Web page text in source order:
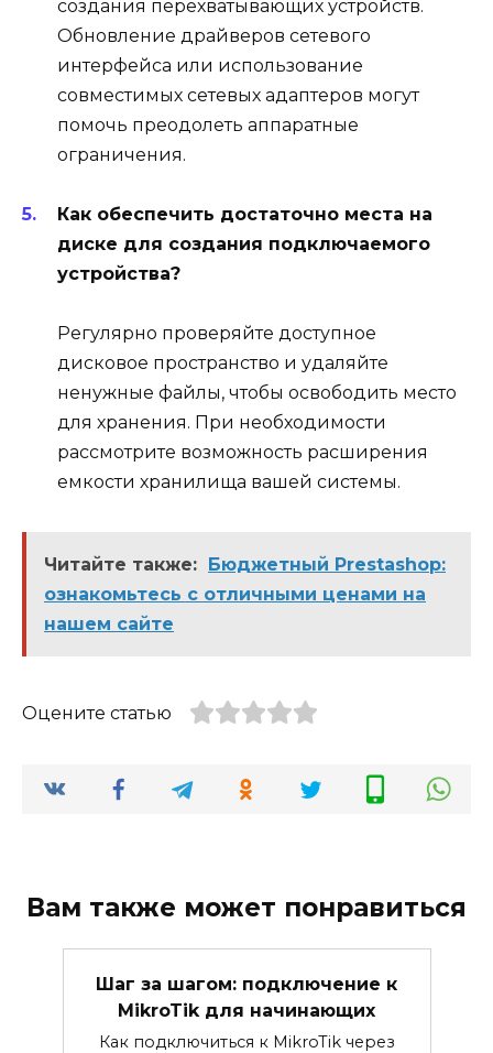
создания перехватывающих устройств.
Обновление драйверов сетевого
интерфейса или использование
совместимых сетевых адаптеров могут
помочь преодолеть аппаратные
ограничения.
Как обеспечить достаточно места на
диске для создания подключаемого
устройства?
Регулярно проверяйте доступное
дисковое пространство и удаляйте
ненужные файлы, чтобы освободить место
для хранения. При необходимости
рассмотрите возможность расширения
емкости хранилища вашей системы.
Читайте также:
Бюджетный Prestashop:
ознакомьтесь с отличными ценами на
нашем сайте
Оцените статью
Вам также может понравиться
Шаг за шагом: подключение к
MikroTik для начинающих
Как подключиться к MikroTik через